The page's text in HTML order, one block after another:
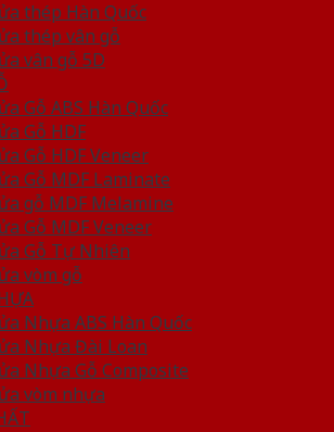
thép Hàn Quốc
thép vân gỗ
vân gỗ 5D
Gỗ ABS Hàn Quốc
Gỗ HDF
Gỗ HDF Veneer
Gỗ MDF Laminate
gỗ MDF Melamine
Gỗ MDF Veneer
Gỗ Tự Nhiên
vòm gỗ
Nhựa ABS Hàn Quốc
Nhựa Đài Loan
Nhựa Gỗ Composite
vòm nhựa